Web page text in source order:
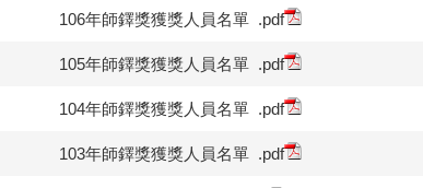
106年師鐸獎獲獎人員名單 .pdf
105年師鐸獎獲獎人員名單 .pdf
104年師鐸獎獲獎人員名單 .pdf
103年師鐸獎獲獎人員名單 .pdf